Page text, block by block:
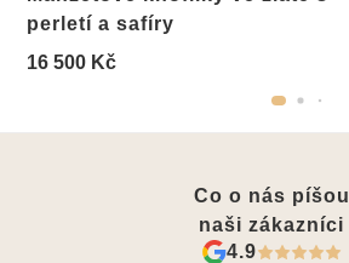
perletí a safíry
16 500 Kč
Co o nás píšou
naši zákazníci
4.9